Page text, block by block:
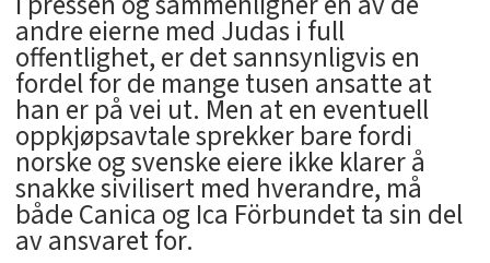
andre eierne med Judas i full
offentlighet, er det sannsynligvis en
fordel for de mange tusen ansatte at
han er på vei ut. Men at en eventuell
oppkjøpsavtale sprekker bare fordi
norske og svenske eiere ikke klarer å
snakke sivilisert med hverandre, må
både Canica og Ica Förbundet ta sin del
av ansvaret for.